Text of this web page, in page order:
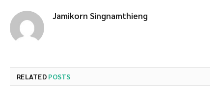
Jamikorn Singnamthieng
RELATED POSTS